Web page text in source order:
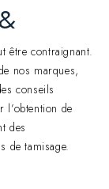
être contraignant.
nos marques,
conseils
l’obtention de
des
de tamisage.